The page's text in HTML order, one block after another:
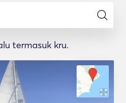
termasuk kru.